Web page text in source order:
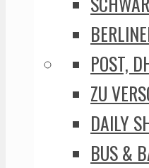
POST,
ZU
DAILY
BUS &